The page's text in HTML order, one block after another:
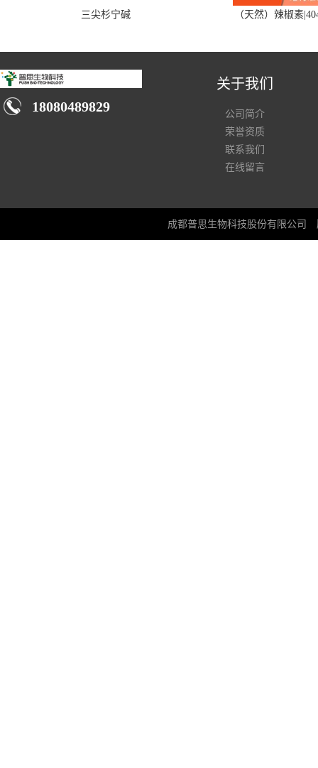
三尖杉宁碱 （天然）辣椒素
18080489829
关于我们
公司简介
荣誉资质
联系我们
在线留言
成都普思生物科技股份有限公司